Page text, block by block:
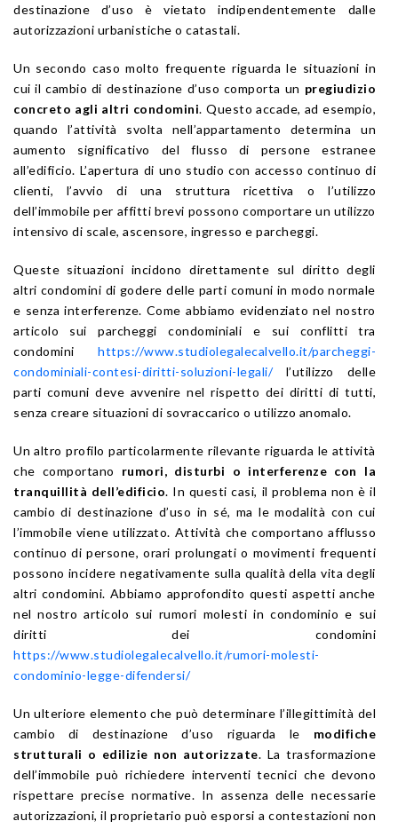
destinazione d’uso è vietato indipendentemente dalle
autorizzazioni urbanistiche o catastali.
Un secondo caso molto frequente riguarda le situazioni in
cui il cambio di destinazione d’uso comporta un pregiudizio
concreto agli altri condomini. Questo accade, ad esempio,
quando l’attività svolta nell’appartamento determina un
aumento significativo del flusso di persone estranee
all’edificio. L’apertura di uno studio con accesso continuo di
clienti, l’avvio di una struttura ricettiva o l’utilizzo
dell’immobile per affitti brevi possono comportare un utilizzo
intensivo di scale, ascensore, ingresso e parcheggi.
Queste situazioni incidono direttamente sul diritto degli
altri condomini di godere delle parti comuni in modo normale
e senza interferenze. Come abbiamo evidenziato nel nostro
articolo sui parcheggi condominiali e sui conflitti tra
condomini https://www.studiolegalecalvello.it/parcheggi-
condominiali-contesi-diritti-soluzioni-legali/ l’utilizzo delle
parti comuni deve avvenire nel rispetto dei diritti di tutti,
senza creare situazioni di sovraccarico o utilizzo anomalo.
Un altro profilo particolarmente rilevante riguarda le attività
che comportano rumori, disturbi o interferenze con la
tranquillità dell’edificio. In questi casi, il problema non è il
cambio di destinazione d’uso in sé, ma le modalità con cui
l’immobile viene utilizzato. Attività che comportano afflusso
continuo di persone, orari prolungati o movimenti frequenti
possono incidere negativamente sulla qualità della vita degli
altri condomini. Abbiamo approfondito questi aspetti anche
nel nostro articolo sui rumori molesti in condominio e sui
diritti dei condomini
https://www.studiolegalecalvello.it/rumori-molesti-
condominio-legge-difendersi/
Un ulteriore elemento che può determinare l’illegittimità del
cambio di destinazione d’uso riguarda le modifiche
strutturali o edilizie non autorizzate. La trasformazione
dell’immobile può richiedere interventi tecnici che devono
rispettare precise normative. In assenza delle necessarie
autorizzazioni, il proprietario può esporsi a contestazioni non